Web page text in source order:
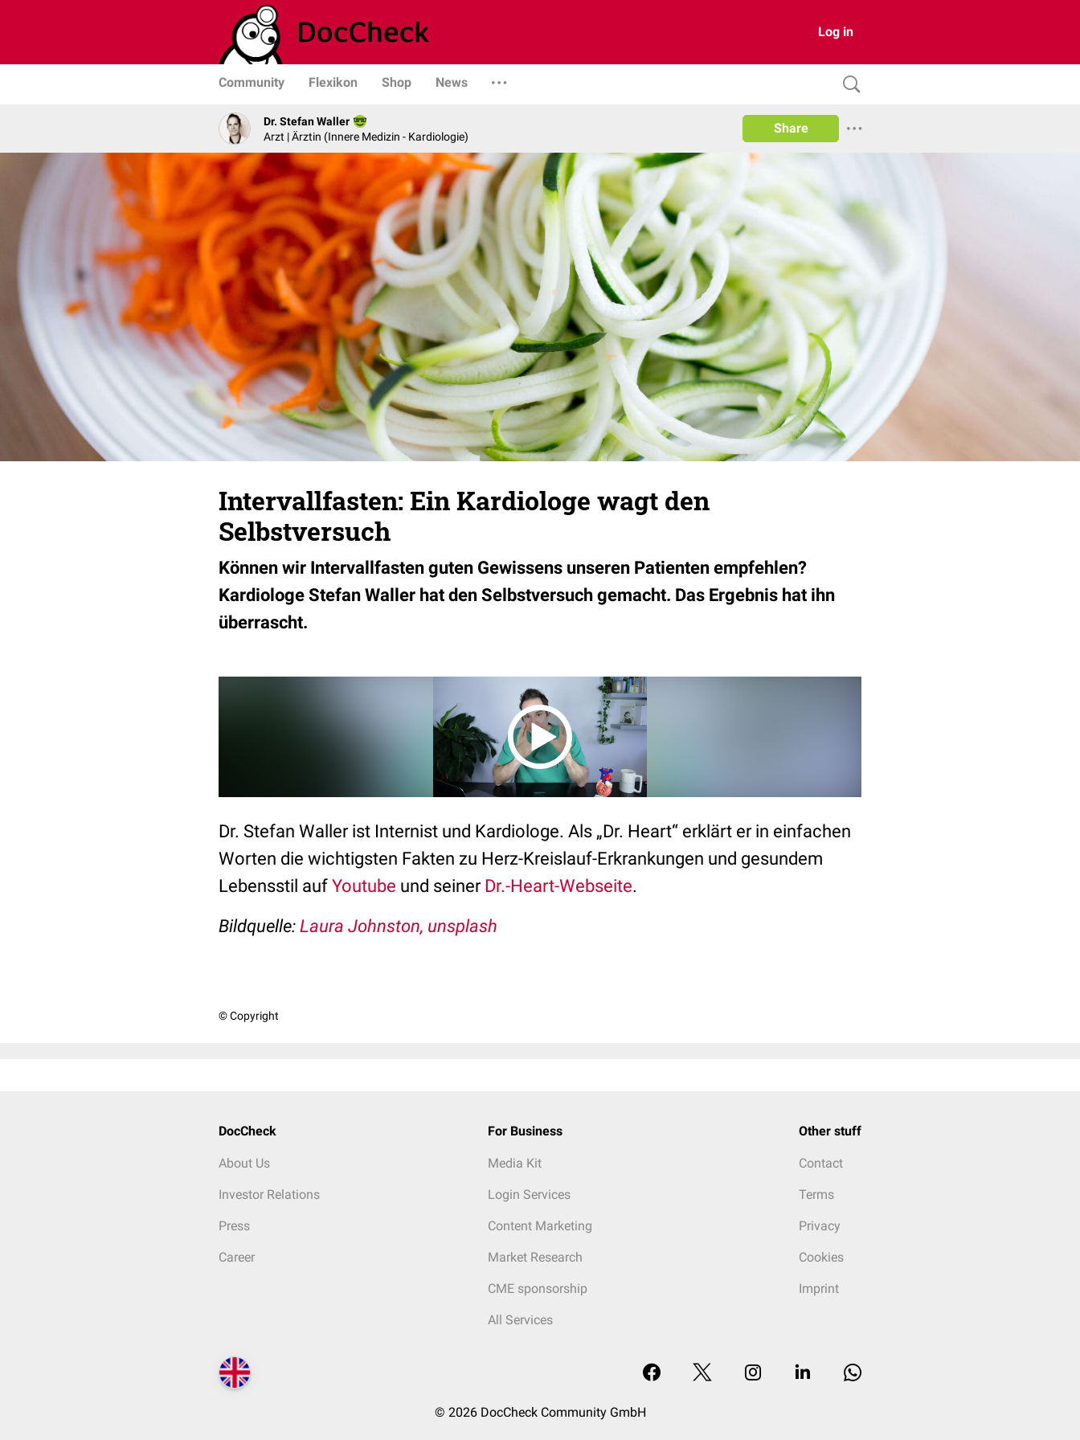
Log in
Community Flexikon Shop News
Dr. Stefan Waller
Arzt | Ärztin (Innere Medizin - Kardiologie)
Share
Intervallfasten: Ein Kardiologe wagt den
Selbstversuch
Können wir Intervallfasten guten Gewissens unseren Patienten empfehlen?
Kardiologe Stefan Waller hat den Selbstversuch gemacht. Das Ergebnis hat ihn
überrascht.
Dr. Stefan Waller ist Internist und Kardiologe. Als „Dr. Heart“ erklärt er in einfachen
Worten die wichtigsten Fakten zu Herz-Kreislauf-Erkrankungen und gesundem
Lebensstil auf Youtube und seiner Dr.-Heart-Webseite.
Bildquelle: Laura Johnston, unsplash
© Copyright
DocCheck
About Us
Investor Relations
Press
Career
For Business
Media Kit
Login Services
Content Marketing
Market Research
CME sponsorship
All Services
Other stuff
Contact
Terms
Privacy
Cookies
Imprint
© 2026 DocCheck Community GmbH